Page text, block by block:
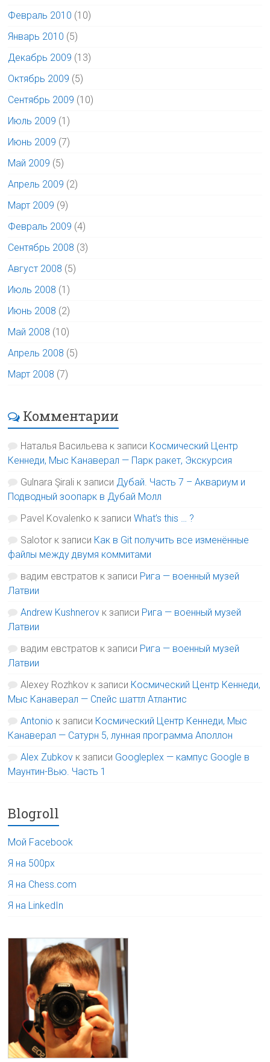
Февраль 2010 (10)
Январь 2010 (5)
Декабрь 2009 (13)
Октябрь 2009 (5)
Сентябрь 2009 (10)
Июль 2009 (1)
Июнь 2009 (7)
Май 2009 (5)
Апрель 2009 (2)
Март 2009 (9)
Февраль 2009 (4)
Сентябрь 2008 (3)
Август 2008 (5)
Июль 2008 (1)
Июнь 2008 (2)
Май 2008 (10)
Апрель 2008 (5)
Март 2008 (7)
Комментарии
Наталья Васильева к записи Космический Центр
Кеннеди, Мыс Канаверал — Парк ракет, Экскурсия
Gulnara Şirali к записи Дубай. Часть 7 – Аквариум и
Подводный зоопарк в Дубай Молл
Pavel Kovalenko к записиWhat’s this … ?
Salotor к записи Как в Git получить все изменённые
файлы между двумя коммитами
вадим евстратов к записи Рига — военный музей
Латвии
Andrew Kushnerov к записи Рига — военный музей
Латвии
вадим евстратов к записи Рига — военный музей
Латвии
Alexey Rozhkov к записи Космический Центр Кеннеди,
Мыс Канаверал — Спейс шаттл Атлантис
Antonio к записи Космический Центр Кеннеди, Мыс
Канаверал — Сатурн 5, лунная программа Аполлон
Alex Zubkov к записи Googleplex — кампус Google в
Маунтин-Вью. Часть 1
Blogroll
Мой Facebook
Я на 500px
Я на Chess.com
Я на LinkedIn